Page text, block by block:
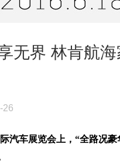
无界 林肯航
26
汽车展览会上，“全路况